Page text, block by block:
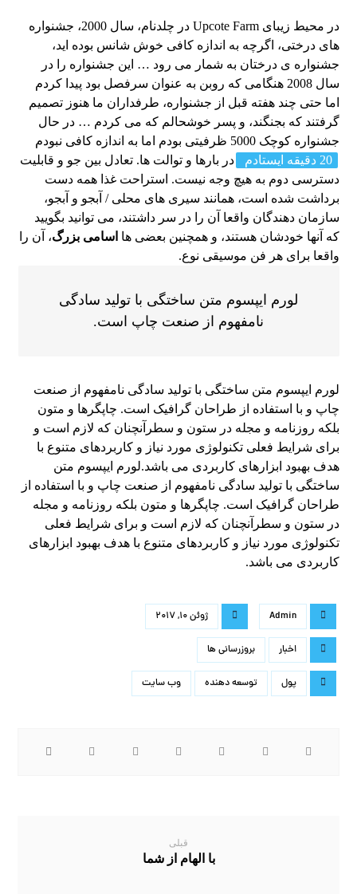
در محیط زیبای Upcote Farm در چلدنام، سال 2000، جشنواره
های درختی، اگرچه به اندازه کافی خوش شانس بوده اید،
جشنواره ی درختان به شمار می رود … این جشنواره را در
سال 2008 هنگامی که روبن به عنوان سرفصل بود پیدا کردم
اما حتی چند هفته قبل از جشنواره، طرفداران ما هنوز تصمیم
گرفتند که بجنگند، و پسر خوشحالم که می کردم … در حال
جشنواره کوچک 5000 ظرفیتی بودم اما به اندازه کافی نبودم
20 دقیقه ایستادم
در بارها و توالت ها. تعادل بین جو و قابلیت
دسترسی دوم به هیچ وجه نیست. استراحت غذا همه دست
برداشت شده است، همانند سیری های محلی / آبجو و آبجو،
سازمان دهندگان واقعا آن را در سر داشتند، می توانید بگویید
که آنها خودشان هستند، و همچنین بعضی ها اسامی بزرگ، آن را
واقعا برای هر فن موسیقی نوع.
لورم ایپسوم متن ساختگی با تولید سادگی
نامفهوم از صنعت چاپ است.
لورم ایپسوم متن ساختگی با تولید سادگی نامفهوم از صنعت
چاپ و با استفاده از طراحان گرافیک است. چاپگرها و متون
بلکه روزنامه و مجله در ستون و سطرآنچنان که لازم است و
برای شرایط فعلی تکنولوژی مورد نیاز و کاربردهای متنوع با
هدف بهبود ابزارهای کاربردی می باشد.لورم ایپسوم متن
ساختگی با تولید سادگی نامفهوم از صنعت چاپ و با استفاده از
طراحان گرافیک است. چاپگرها و متون بلکه روزنامه و مجله
در ستون و سطرآنچنان که لازم است و برای شرایط فعلی
تکنولوژی مورد نیاز و کاربردهای متنوع با هدف بهبود ابزارهای
کاربردی می باشد.
Admin ژوئن 10, 2017
اخبار بروزرسانی ها
پول توسعه دهنده وب سایت
قبلی
با الهام از شما